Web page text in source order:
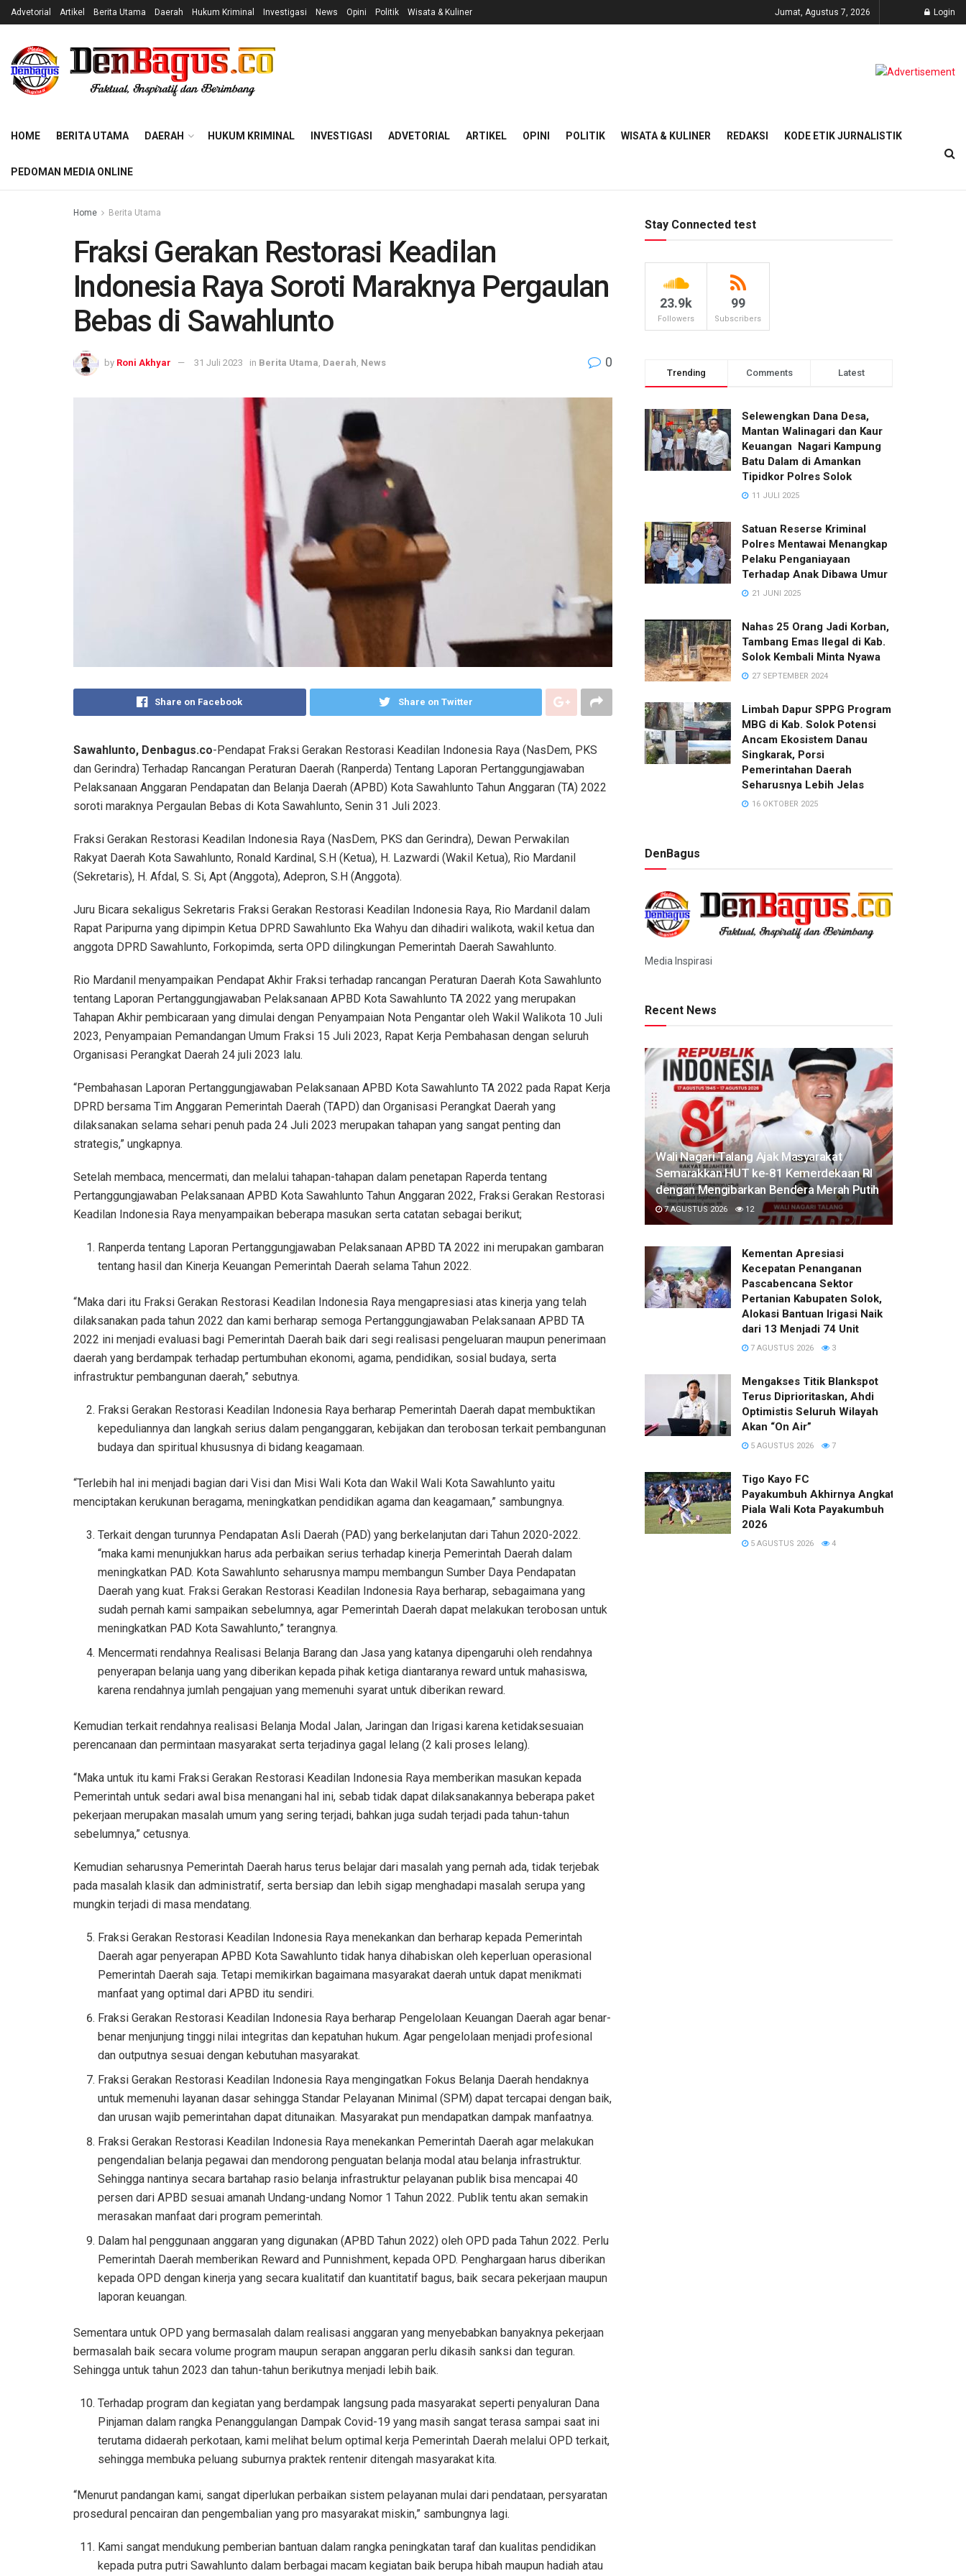
Advetorial Artikel Berita Utama Daerah Hukum Kriminal Investigasi News Opini Politik Wisata & Kuliner Jumat, Agustus 7, 2026 Login
HOME BERITA UTAMA DAERAH HUKUM KRIMINAL INVESTIGASI ADVETORIAL ARTIKEL OPINI POLITIK WISATA & KULINER REDAKSI KODE ETIK JURNALISTIK
PEDOMAN MEDIA ONLINE
Home Berita Utama
Fraksi Gerakan Restorasi Keadilan
Indonesia Raya Soroti Maraknya Pergaulan
Bebas di Sawahlunto
by Roni Akhyar 31 Juli 2023 in Berita Utama Daerah News 0
Share on Facebook Share on Twitter
Sawahlunto, Denbagus.co-Pendapat Fraksi Gerakan Restorasi Keadilan Indonesia Raya (NasDem, PKS
dan Gerindra) Terhadap Rancangan Peraturan Daerah (Ranperda) Tentang Laporan Pertanggungjawaban
Pelaksanaan Anggaran Pendapatan dan Belanja Daerah (APBD) Kota Sawahlunto Tahun Anggaran (TA) 2022
soroti maraknya Pergaulan Bebas di Kota Sawahlunto, Senin 31 Juli 2023.
Fraksi Gerakan Restorasi Keadilan Indonesia Raya (NasDem, PKS dan Gerindra), Dewan Perwakilan
Rakyat Daerah Kota Sawahlunto, Ronald Kardinal, S.H (Ketua), H. Lazwardi (Wakil Ketua), Rio Mardanil
(Sekretaris), H. Afdal, S. Si, Apt (Anggota), Adepron, S.H (Anggota).
Juru Bicara sekaligus Sekretaris Fraksi Gerakan Restorasi Keadilan Indonesia Raya, Rio Mardanil dalam
Rapat Paripurna yang dipimpin Ketua DPRD Sawahlunto Eka Wahyu dan dihadiri walikota, wakil ketua dan
anggota DPRD Sawahlunto, Forkopimda, serta OPD dilingkungan Pemerintah Daerah Sawahlunto.
Rio Mardanil menyampaikan Pendapat Akhir Fraksi terhadap rancangan Peraturan Daerah Kota Sawahlunto
tentang Laporan Pertanggungjawaban Pelaksanaan APBD Kota Sawahlunto TA 2022 yang merupakan
Tahapan Akhir pembicaraan yang dimulai dengan Penyampaian Nota Pengantar oleh Wakil Walikota 10 Juli
2023, Penyampaian Pemandangan Umum Fraksi 15 Juli 2023, Rapat Kerja Pembahasan dengan seluruh
Organisasi Perangkat Daerah 24 juli 2023 lalu.
“Pembahasan Laporan Pertanggungjawaban Pelaksanaan APBD Kota Sawahlunto TA 2022 pada Rapat Kerja
DPRD bersama Tim Anggaran Pemerintah Daerah (TAPD) dan Organisasi Perangkat Daerah yang
dilaksanakan selama sehari penuh pada 24 Juli 2023 merupakan tahapan yang sangat penting dan
strategis,” ungkapnya.
Setelah membaca, mencermati, dan melalui tahapan-tahapan dalam penetapan Raperda tentang
Pertanggungjawaban Pelaksanaan APBD Kota Sawahlunto Tahun Anggaran 2022, Fraksi Gerakan Restorasi
Keadilan Indonesia Raya menyampaikan beberapa masukan serta catatan sebagai berikut;
Ranperda tentang Laporan Pertanggungjawaban Pelaksanaan APBD TA 2022 ini merupakan gambaran
tentang hasil dan Kinerja Keuangan Pemerintah Daerah selama Tahun 2022.
“Maka dari itu Fraksi Gerakan Restorasi Keadilan Indonesia Raya mengapresiasi atas kinerja yang telah
dilaksanakan pada tahun 2022 dan kami berharap semoga Pertanggungjawaban Pelaksanaan APBD TA
2022 ini menjadi evaluasi bagi Pemerintah Daerah baik dari segi realisasi pengeluaran maupun penerimaan
daerah yang berdampak terhadap pertumbuhan ekonomi, agama, pendidikan, sosial budaya, serta
infrastruktur pembangunan daerah,” sebutnya.
Fraksi Gerakan Restorasi Keadilan Indonesia Raya berharap Pemerintah Daerah dapat membuktikan
kepeduliannya dan langkah serius dalam penganggaran, kebijakan dan terobosan terkait pembangunan
budaya dan spiritual khususnya di bidang keagamaan.
“Terlebih hal ini menjadi bagian dari Visi dan Misi Wali Kota dan Wakil Wali Kota Sawahlunto yaitu
menciptakan kerukunan beragama, meningkatkan pendidikan agama dan keagamaan,” sambungnya.
Terkait dengan turunnya Pendapatan Asli Daerah (PAD) yang berkelanjutan dari Tahun 2020-2022.
“maka kami menunjukkan harus ada perbaikan serius terhadap kinerja Pemerintah Daerah dalam
meningkatkan PAD. Kota Sawahlunto seharusnya mampu membangun Sumber Daya Pendapatan
Daerah yang kuat. Fraksi Gerakan Restorasi Keadilan Indonesia Raya berharap, sebagaimana yang
sudah pernah kami sampaikan sebelumnya, agar Pemerintah Daerah dapat melakukan terobosan untuk
meningkatkan PAD Kota Sawahlunto,” terangnya.
Mencermati rendahnya Realisasi Belanja Barang dan Jasa yang katanya dipengaruhi oleh rendahnya
penyerapan belanja uang yang diberikan kepada pihak ketiga diantaranya reward untuk mahasiswa,
karena rendahnya jumlah pengajuan yang memenuhi syarat untuk diberikan reward.
Kemudian terkait rendahnya realisasi Belanja Modal Jalan, Jaringan dan Irigasi karena ketidaksesuaian
perencanaan dan permintaan masyarakat serta terjadinya gagal lelang (2 kali proses lelang).
“Maka untuk itu kami Fraksi Gerakan Restorasi Keadilan Indonesia Raya memberikan masukan kepada
Pemerintah untuk sedari awal bisa menangani hal ini, sebab tidak dapat dilaksanakannya beberapa paket
pekerjaan merupakan masalah umum yang sering terjadi, bahkan juga sudah terjadi pada tahun-tahun
sebelumnya,” cetusnya.
Kemudian seharusnya Pemerintah Daerah harus terus belajar dari masalah yang pernah ada, tidak terjebak
pada masalah klasik dan administratif, serta bersiap dan lebih sigap menghadapi masalah serupa yang
mungkin terjadi di masa mendatang.
Fraksi Gerakan Restorasi Keadilan Indonesia Raya menekankan dan berharap kepada Pemerintah
Daerah agar penyerapan APBD Kota Sawahlunto tidak hanya dihabiskan oleh keperluan operasional
Pemerintah Daerah saja. Tetapi memikirkan bagaimana masyarakat daerah untuk dapat menikmati
manfaat yang optimal dari APBD itu sendiri.
Fraksi Gerakan Restorasi Keadilan Indonesia Raya berharap Pengelolaan Keuangan Daerah agar benar-
benar menjunjung tinggi nilai integritas dan kepatuhan hukum. Agar pengelolaan menjadi profesional
dan outputnya sesuai dengan kebutuhan masyarakat.
Fraksi Gerakan Restorasi Keadilan Indonesia Raya mengingatkan Fokus Belanja Daerah hendaknya
untuk memenuhi layanan dasar sehingga Standar Pelayanan Minimal (SPM) dapat tercapai dengan baik,
dan urusan wajib pemerintahan dapat ditunaikan. Masyarakat pun mendapatkan dampak manfaatnya.
Fraksi Gerakan Restorasi Keadilan Indonesia Raya menekankan Pemerintah Daerah agar melakukan
pengendalian belanja pegawai dan mendorong penguatan belanja modal atau belanja infrastruktur.
Sehingga nantinya secara bartahap rasio belanja infrastruktur pelayanan publik bisa mencapai 40
persen dari APBD sesuai amanah Undang-undang Nomor 1 Tahun 2022. Publik tentu akan semakin
merasakan manfaat dari program pemerintah.
Dalam hal penggunaan anggaran yang digunakan (APBD Tahun 2022) oleh OPD pada Tahun 2022. Perlu
Pemerintah Daerah memberikan Reward and Punnishment, kepada OPD. Penghargaan harus diberikan
kepada OPD dengan kinerja yang secara kualitatif dan kuantitatif bagus, baik secara pekerjaan maupun
laporan keuangan.
Sementara untuk OPD yang bermasalah dalam realisasi anggaran yang menyebabkan banyaknya pekerjaan
bermasalah baik secara volume program maupun serapan anggaran perlu dikasih sanksi dan teguran.
Sehingga untuk tahun 2023 dan tahun-tahun berikutnya menjadi lebih baik.
Terhadap program dan kegiatan yang berdampak langsung pada masyarakat seperti penyaluran Dana
Pinjaman dalam rangka Penanggulangan Dampak Covid-19 yang masih sangat terasa sampai saat ini
terutama didaerah perkotaan, kami melihat belum optimal kerja Pemerintah Daerah melalui OPD terkait,
sehingga membuka peluang suburnya praktek rentenir ditengah masyarakat kita.
“Menurut pandangan kami, sangat diperlukan perbaikan sistem pelayanan mulai dari pendataan, persyaratan
prosedural pencairan dan pengembalian yang pro masyarakat miskin,” sambungnya lagi.
Kami sangat mendukung pemberian bantuan dalam rangka peningkatan taraf dan kualitas pendidikan
kepada putra putri Sawahlunto dalam berbagai macam kegiatan baik berupa hibah maupun hadiah atau
Stay Connected test
23.9k
Followers
99
Subscribers
Trending Comments Latest
Selewengkan Dana Desa,
Mantan Walinagari dan Kaur
Keuangan Nagari Kampung
Batu Dalam di Amankan
Tipidkor Polres Solok
11 JULI 2025
Satuan Reserse Kriminal
Polres Mentawai Menangkap
Pelaku Penganiayaan
Terhadap Anak Dibawa Umur
21 JUNI 2025
Nahas 25 Orang Jadi Korban,
Tambang Emas Ilegal di Kab.
Solok Kembali Minta Nyawa
27 SEPTEMBER 2024
Limbah Dapur SPPG Program
MBG di Kab. Solok Potensi
Ancam Ekosistem Danau
Singkarak, Porsi
Pemerintahan Daerah
Seharusnya Lebih Jelas
16 OKTOBER 2025
DenBagus
Media Inspirasi
Recent News
Wali Nagari Talang Ajak Masyarakat
Semarakkan HUT ke-81 Kemerdekaan RI
dengan Mengibarkan Bendera Merah Putih
7 AGUSTUS 2026 12
Kementan Apresiasi
Kecepatan Penanganan
Pascabencana Sektor
Pertanian Kabupaten Solok,
Alokasi Bantuan Irigasi Naik
dari 13 Menjadi 74 Unit
7 AGUSTUS 2026 3
Mengakses Titik Blankspot
Terus Diprioritaskan, Ahdi
Optimistis Seluruh Wilayah
Akan “On Air”
5 AGUSTUS 2026 7
Tigo Kayo FC
Payakumbuh Akhirnya Angkat Trofi
Piala Wali Kota Payakumbuh
2026
5 AGUSTUS 2026 4